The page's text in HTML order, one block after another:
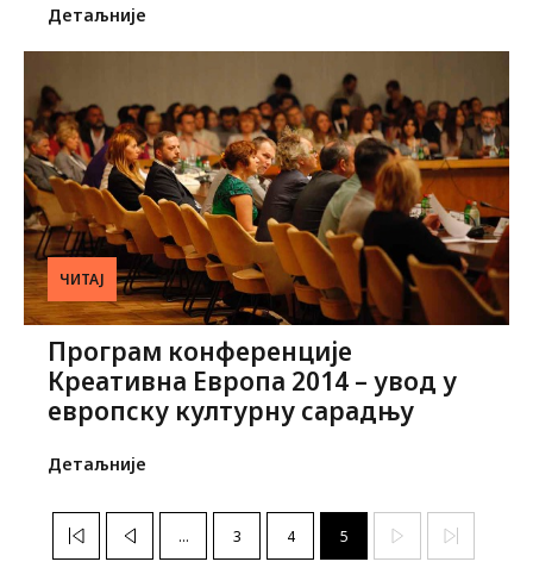
Детаљније
ЧИТАЈ
Програм конференције
Креативна Европа 2014 – увод у
европску културну сарадњу
Детаљније
... 3 4 5